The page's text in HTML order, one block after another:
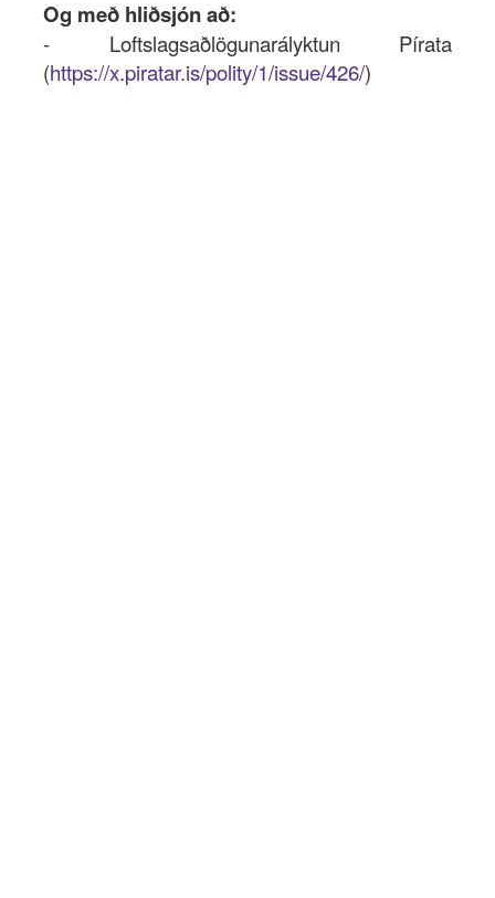
Og með hliðsjón að:
- Loftslagsaðlögunarályktun Pírata
(https://x.piratar.is/polity/1/issue/426/)